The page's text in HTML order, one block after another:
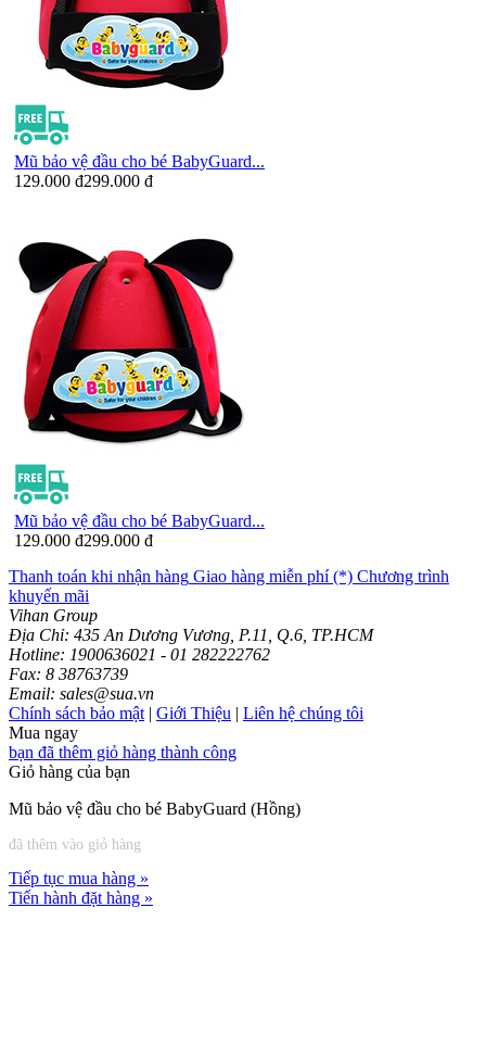
Mũ bảo vệ đầu cho bé BabyGuard...
129.000 đ299.000 đ
Mũ bảo vệ đầu cho bé BabyGuard...
129.000 đ299.000 đ
Thanh toán khi nhận hàng Giao hàng miễn phí (*) Chương trình
khuyến mãi
Vihan Group
Địa Chỉ: 435 An Dương Vương, P.11, Q.6, TP.HCM
Hotline: 1900636021 - 01 282222762
Fax: 8 38763739
Email: sales@sua.vn
Chính sách bảo mật | Giới Thiệu | Liên hệ chúng tôi
Mua ngay
bạn đã thêm giỏ hàng thành công
Giỏ hàng của bạn
Mũ bảo vệ đầu cho bé BabyGuard (Hồng)
đã thêm vào giỏ hàng
Tiếp tục mua hàng »
Tiến hành đặt hàng »